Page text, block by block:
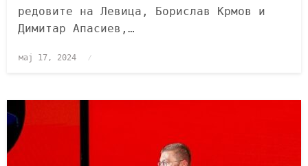
редовите на Левица, Борислав Крмов и
Димитар Апасиев,…
мај 17, 2024